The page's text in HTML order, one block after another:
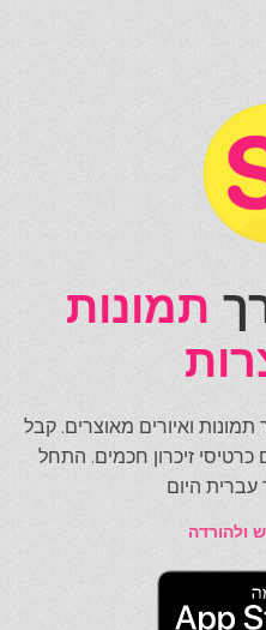
תמונות
ואיורים מאוצרים. קבל
כרטיסי זיכרון חכמים. התחל